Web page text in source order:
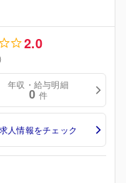
2.0
年収・給与明細
0 件
求人情報をチェック